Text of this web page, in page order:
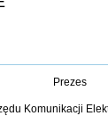
Prezes
Komunikacji